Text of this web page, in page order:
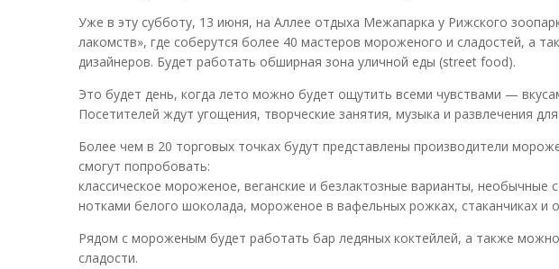
Уже в эту субботу, 13 июня, на Аллее отдыха Межапарка у Рижского
лакомств», где соберутся более 40 мастеров мороженого и сладостей, а
дизайнеров. Будет работать обширная зона уличной еды (street food).
Это будет день, когда лето можно будет ощутить всеми чувствами —
Посетителей ждут угощения, творческие занятия, музыка и развлечения
Более чем в 20 торговых точках будут представлены производители
смогут попробовать:
классическое мороженое, веганские и безлактозные варианты,
нотками белого шоколада, мороженое в вафельных рожках, стаканчиках и
Рядом с мороженым будет работать бар ледяных коктейлей, а также
сладости.